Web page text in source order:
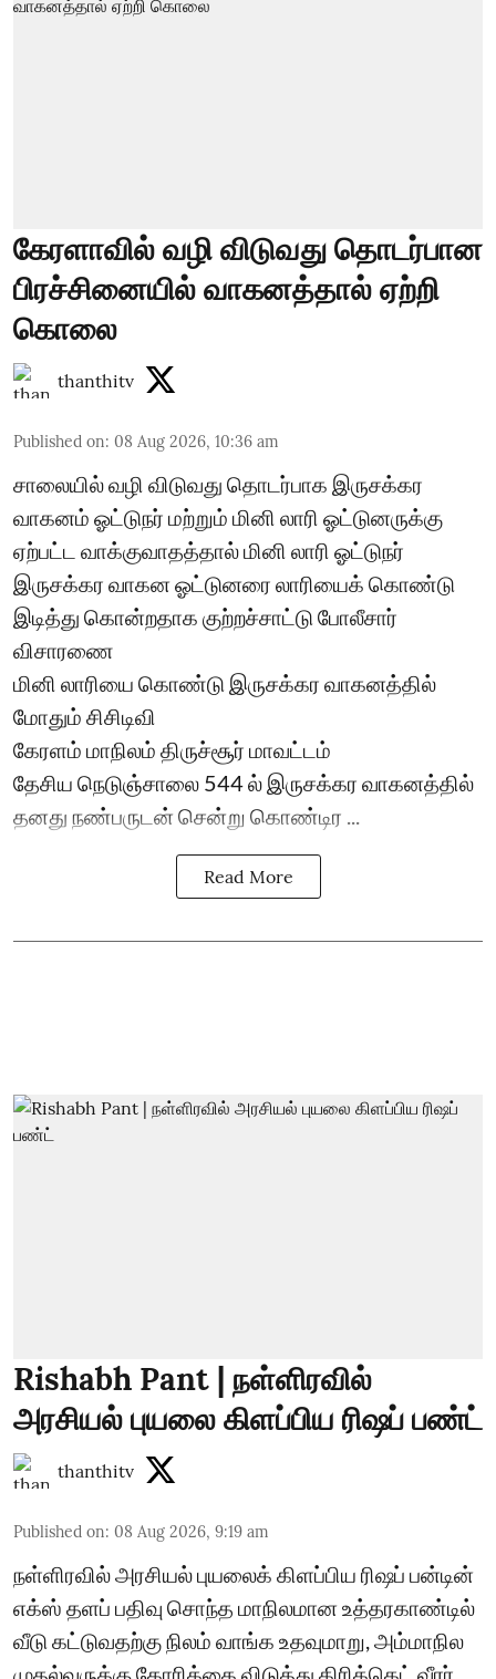
கேரளாவில் வழி விடுவது தொடர்பான
பிரச்சினையில் வாகனத்தால் ஏற்றி
கொலை
thanthitv
Published on: 08 Aug 2026, 10:36 am
சாலையில் வழி விடுவது தொடர்பாக இருசக்கர
வாகனம் ஓட்டுநர் மற்றும் மினி லாரி ஓட்டுனருக்கு
ஏற்பட்ட வாக்குவாதத்தால் மினி லாரி ஓட்டுநர்
இருசக்கர வாகன ஓட்டுனரை லாரியைக் கொண்டு
இடித்து கொன்றதாக குற்றச்சாட்டு போலீசார்
விசாரணை
மினி லாரியை கொண்டு இருசக்கர வாகனத்தில்
மோதும் சிசிடிவி
கேரளம் மாநிலம் திருச்சூர் மாவட்டம்
தேசிய நெடுஞ்சாலை 544 ல் இருசக்கர வாகனத்தில்
தனது நண்பருடன் சென்று கொண்டிர ...
Read More
Rishabh Pant | நள்ளிரவில்
அரசியல் புயலை கிளப்பிய ரிஷப் பண்ட்
thanthitv
Published on: 08 Aug 2026, 9:19 am
நள்ளிரவில் அரசியல் புயலைக் கிளப்பிய ரிஷப் பன்டின்
எக்ஸ் தளப் பதிவு சொந்த மாநிலமான உத்தரகாண்டில்
வீடு கட்டுவதற்கு நிலம் வாங்க உதவுமாறு, அம்மாநில
முதல்வருக்கு கோரிக்கை விடுத்து கிரிக்கெட் வீரர்